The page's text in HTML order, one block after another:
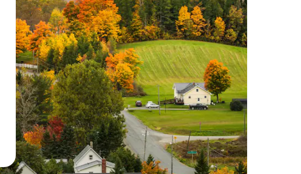
usando as seta para cima e para baixo do teclado ou tocando e deslizando o dedo na tela.